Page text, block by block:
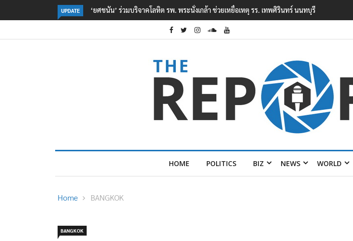
UPDATE ตร. อยู่ระหว่างสอบสวนแรงจูงใจ เหตุยิงในโรงเรียนเทพศิรินทร์ นนทบุรี พบเด็กก่อเหตุเครียดเรื่องเ
HOME POLITICS BIZ NEWS WORLD
Home BANGKOK
BANGKOK